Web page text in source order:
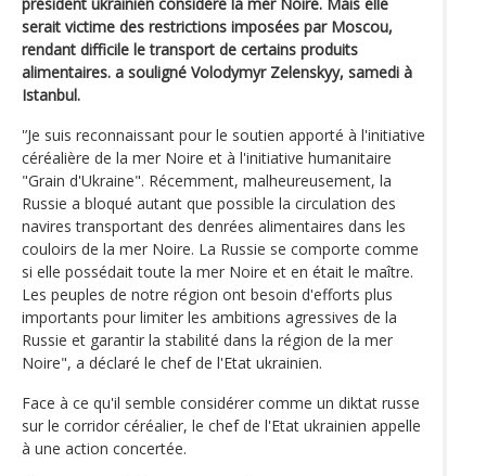
serait victime des restrictions imposées par Moscou,
rendant difficile le transport de certains produits
alimentaires. a souligné Volodymyr Zelenskyy, samedi à
Istanbul.
'’Je suis reconnaissant pour le soutien apporté à l'initiative
céréalière de la mer Noire et à l'initiative humanitaire
"Grain d'Ukraine". Récemment, malheureusement, la
Russie a bloqué autant que possible la circulation des
navires transportant des denrées alimentaires dans les
couloirs de la mer Noire. La Russie se comporte comme
si elle possédait toute la mer Noire et en était le maître.
Les peuples de notre région ont besoin d'efforts plus
importants pour limiter les ambitions agressives de la
Russie et garantir la stabilité dans la région de la mer
Noire", a déclaré le chef de l'Etat ukrainien.
Face à ce qu'il semble considérer comme un diktat russe
sur le corridor céréalier, le chef de l'Etat ukrainien appelle
à une action concertée.